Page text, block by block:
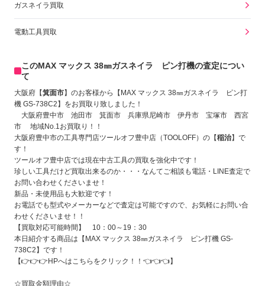
ガスネイラ買取
電動工具買取
このMAX マックス 38㎜ガスネイラ ピン打機の査定につい
て
大阪府【箕面市】のお客様から【MAX マックス 38㎜ガスネイラ ピン打
機 GS-738C2】をお買取り致しました！
大阪府豊中市 池田市 箕面市 兵庫県尼崎市 伊丹市 宝塚市 西宮
市 地域No.1お買取り！！
大阪府豊中市の工具専門店ツールオフ豊中店（TOOLOFF）の【稲治】で
す！
ツールオフ豊中店では現在中古工具の買取を強化中です！
珍しい工具だけど買取出来るのか・・・なんてご相談も電話・LINE査定で
お問い合わせくださいませ！
新品・未使用品も大歓迎です！
お電話でも型式やメーカーなどで査定は可能ですので、お気軽にお問い合
わせくださいませ！！
【買取対応可能時間】 10：00～19：30
本日紹介する商品は【MAX マックス 38㎜ガスネイラ ピン打機 GS-
738C2】です！
【👉👉👉HPへはこちらをクリック！！ 👈👈👈】
☆買取金額理由☆